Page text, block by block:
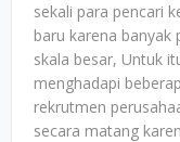
sekali para pencari
baru karena banyak
skala besar, Untuk
menghadapi
rekrutmen
secara matang